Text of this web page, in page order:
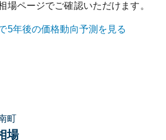
場ページでご確認いただけます。
5年後の価格動向予測を見る
町
場